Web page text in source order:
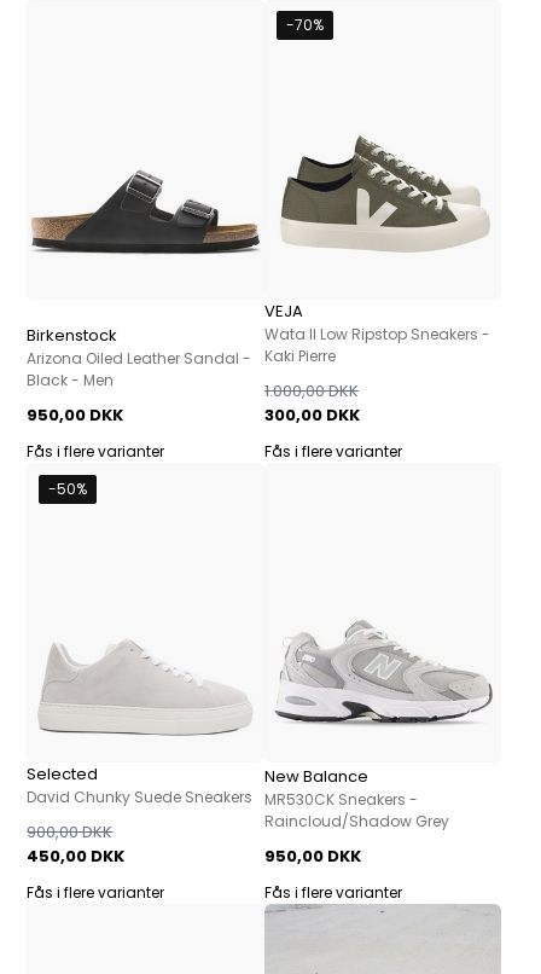
Birkenstock
Arizona Oiled Leather Sandal -
Black - Men
950,00 DKK
Fås i flere varianter
-70%
VEJA
Wata II Low Ripstop Sneakers -
Kaki Pierre
300,00 DKK
1.000,00 DKK
Fås i flere varianter
-50%
Selected
David Chunky Suede Sneakers
450,00 DKK
900,00 DKK
Fås i flere varianter
New Balance
MR530CK Sneakers -
Raincloud/Shadow Grey
950,00 DKK
Fås i flere varianter